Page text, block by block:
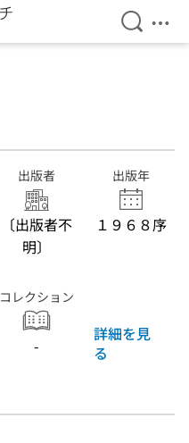
検索を
メ
出版者
〔出版者不
明〕
出版年
１９６８序
コレクション
-
詳細を見
る